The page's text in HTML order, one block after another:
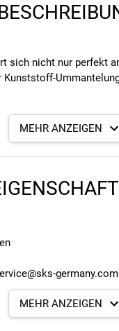
sich nicht nur perfekt
lässt das
sodass das
MEHR ANZEIGEN
germany.com
MEHR ANZEIGEN